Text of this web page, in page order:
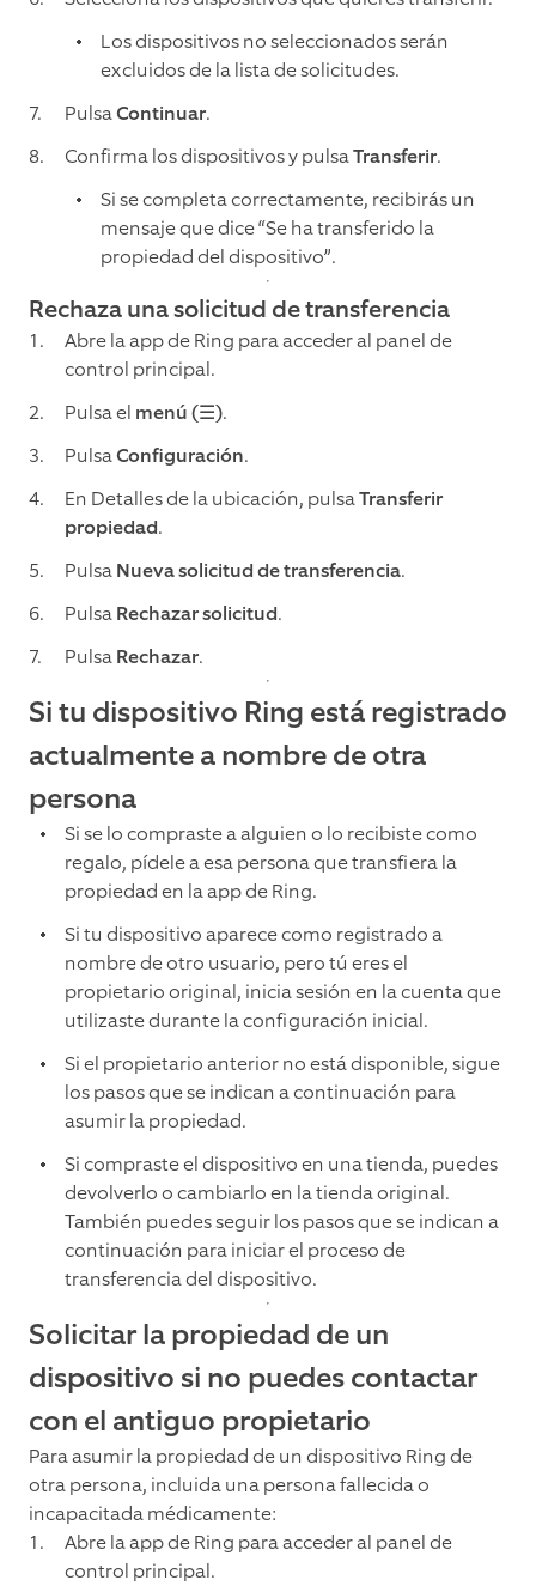
Los dispositivos no seleccionados serán
excluidos de la lista de solicitudes.
PulsaContinuar.
Confirma los dispositivos y pulsaTransferir.
Si se completa correctamente, recibirás un
mensaje que dice “Se ha transferido la
propiedad del dispositivo”.
Rechaza una solicitud de transferencia
Abre la app de Ring para acceder al panel de
control principal.
Pulsa el menú (☰).
PulsaConfiguración.
En Detalles de la ubicación, pulsaTransferir
propiedad.
PulsaNueva solicitud de transferencia.
PulsaRechazar solicitud.
PulsaRechazar.
Si tu dispositivo Ring está registrado
actualmente a nombre de otra
persona
Si se lo compraste a alguien o lo recibiste como
regalo, pídele a esa persona que transfiera la
propiedad en la app de Ring.
Si tu dispositivo aparece como registrado a
nombre de otro usuario, pero tú eres el
propietario original, inicia sesión en la cuenta que
utilizaste durante la configuración inicial.
Si el propietario anterior no está disponible, sigue
los pasos que se indican a continuación para
asumir la propiedad.
Si compraste el dispositivo en una tienda, puedes
devolverlo o cambiarlo en la tienda original.
También puedes seguir los pasos que se indican a
continuación para iniciar el proceso de
transferencia del dispositivo.
Solicitar la propiedad de un
dispositivo si no puedes contactar
con el antiguo propietario
Para asumir la propiedad de un dispositivo Ring de
otra persona, incluida una persona fallecida o
incapacitada médicamente:
Abre la app de Ring para acceder al panel de
control principal.